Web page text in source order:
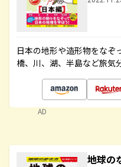
日本の地形や造形物をなぞ
橋、川、湖、半島など旅気
AD
地球